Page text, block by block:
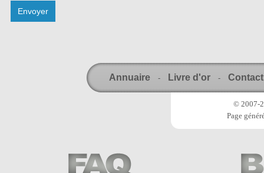
Annuaire - Livre d'or - Contact
© 2007-
Page